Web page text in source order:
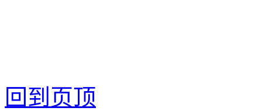
回到页顶